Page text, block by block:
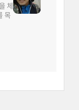
체
목